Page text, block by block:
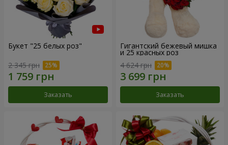
Букет "25 белых роз"
2 345 грн
Заказать
Гигантский бежевый мишка
и 25 красных роз
4 624 грн
Заказать